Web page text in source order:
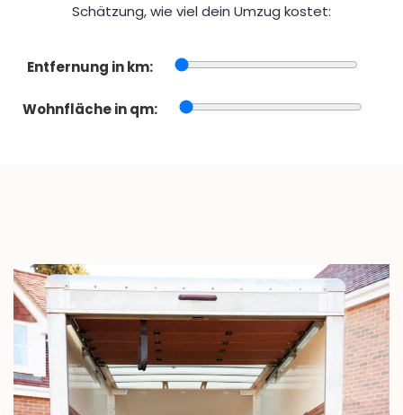
Schätzung, wie viel dein Umzug kostet:
Entfernung in km:
Wohnfläche in qm: